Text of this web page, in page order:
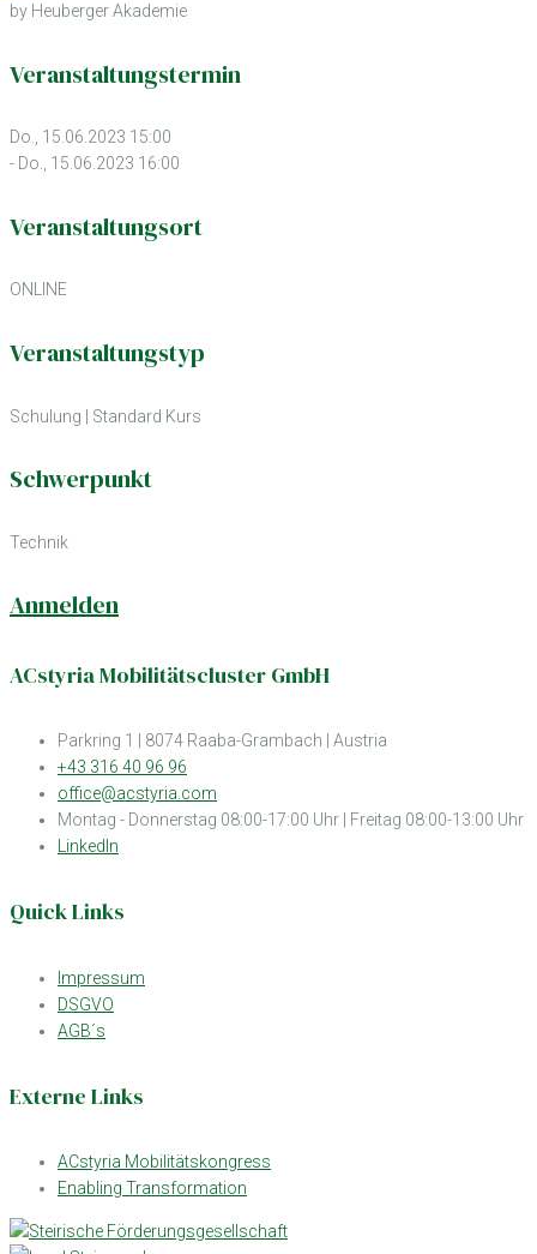
by Heuberger Akademie
Veranstaltungstermin
Do., 15.06.2023 15:00
- Do., 15.06.2023 16:00
Veranstaltungsort
ONLINE
Veranstaltungstyp
Schulung | Standard Kurs
Schwerpunkt
Technik
Anmelden
ACstyria Mobilitätscluster GmbH
Parkring 1 | 8074 Raaba-Grambach | Austria
+43 316 40 96 96
office@acstyria.com
Montag - Donnerstag 08:00-17:00 Uhr | Freitag 08:00-13:00 Uhr
LinkedIn
Quick Links
Impressum
DSGVO
AGB´s
Externe Links
ACstyria Mobilitätskongress
Enabling Transformation